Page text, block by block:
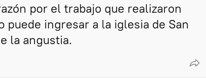
por el trabajo que realizaron
puede ingresar a la iglesia de San
la angustia.